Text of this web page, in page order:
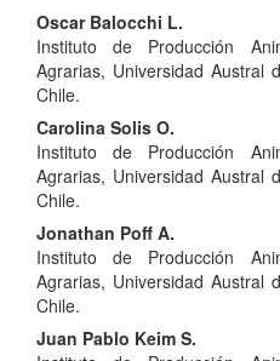
Contenido
principal
del
artículo
Oscar Balocchi L.
Instituto de Producción
Agrarias, Universidad Austral
Chile.
Carolina Solis O.
Instituto de Producción
Agrarias, Universidad Austral
Chile.
Jonathan Poff A.
Instituto de Producción
Agrarias, Universidad Austral
Chile.
Juan Pablo Keim S.